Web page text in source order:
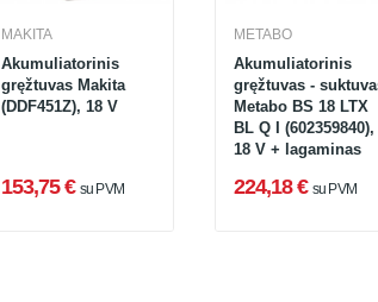
MAKITA
Akumuliatorinis
gręžtuvas Makita
(DDF451Z), 18 V
153,75 € su PVM
METABO
Akumuliatorinis
gręžtuvas -
Metabo BS 18 LTX
BL Q I (602359840),
18 V + lagaminas
224,18 € su PVM